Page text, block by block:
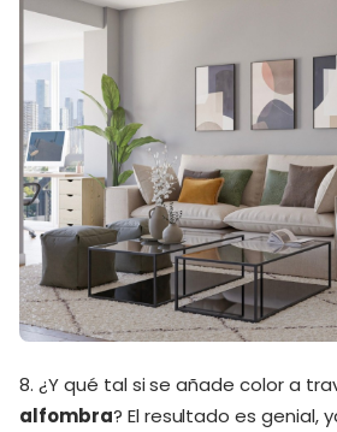
8. ¿Y qué tal si se añade color a
alfombra? El resultado es genial,